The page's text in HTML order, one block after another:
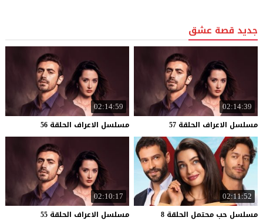
جديد قصة عشق
02:14:39
مسلسل الاعراف الحلقة 57
02:14:59
مسلسل الاعراف الحلقة 56
02:11:52
مسلسل حب محتمل الحلقة 8
02:10:17
مسلسل الاعراف الحلقة 55